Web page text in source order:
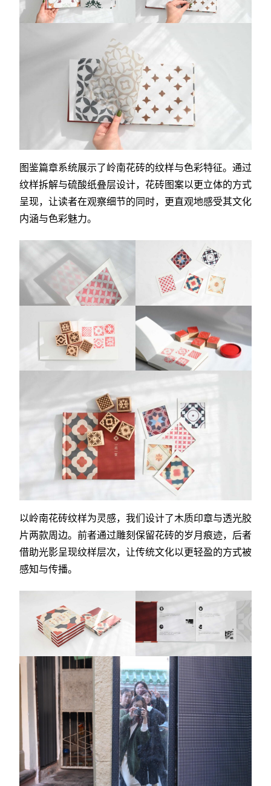
图鉴篇章系统展示了岭南花砖的纹样与色彩特征。通过
纹样拆解与硫酸纸叠层设计，花砖图案以更立体的方式
呈现，让读者在观察细节的同时，更直观地感受其文化
内涵与色彩魅力。
以岭南花砖纹样为灵感，我们设计了木质印章与透光胶
片两款周边。前者通过雕刻保留花砖的岁月痕迹，后者
借助光影呈现纹样层次，让传统文化以更轻盈的方式被
感知与传播。